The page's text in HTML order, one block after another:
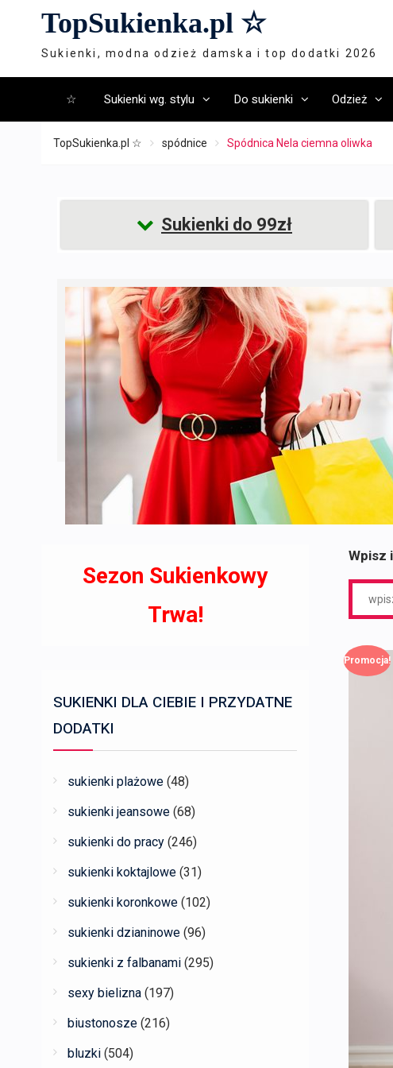
TopSukienka.pl ☆
Sukienki, modna odzież damska i top dodatki 2026
☆ Sukienki wg. stylu Do sukienki Odzież
TopSukienka.pl ☆ spódnice Spódnica Nela ciemna oliwka
Sukienki do 99zł
Wpisz
Promocja!
Sezon Sukienkowy
Trwa!
SUKIENKI DLA CIEBIE I PRZYDATNE
DODATKI
sukienki plażowe (48)
sukienki jeansowe (68)
sukienki do pracy (246)
sukienki koktajlowe (31)
sukienki koronkowe (102)
sukienki dzianinowe (96)
sukienki z falbanami (295)
sexy bielizna (197)
biustonosze (216)
bluzki (504)